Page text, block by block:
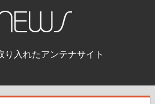
り入れたアンテナサイト